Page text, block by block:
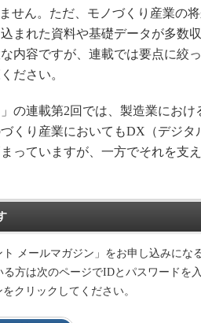
メイドインジャパン
植物工場
グローバル設計・開発
制御セキュリティ
せん。ただ、モノづくり産業の
まれた資料や基礎データが多数
内容ですが、連載では要点に絞
ださい。
の連載第2回では、製造業におけ
くり産業においてもDX（デジタ
っていますが、一方でそれを支
メールマガジン」をお申し込みにな
方は次のページでIDとパスワードを
クリックしてください。